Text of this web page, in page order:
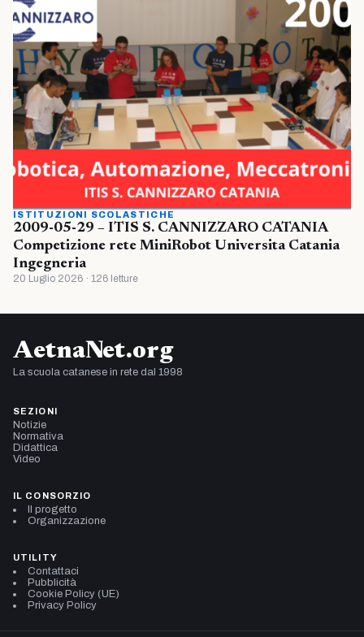
ISTITUZIONI SCOLASTICHE
2009-05-29 – ITIS S. CANNIZZARO CATANIA
Competizione rete MiniRobot Universita Catania
Ingegneria
20 Luglio 2026 · 126 letture
AetnaNet.org
La scuola catanese in rete dal 1998
SEZIONI
Notizie
Normativa
Didattica
Video
IL CONSORZIO
Il progetto
Organizzazione
UTILITY
Contattaci
Pubblicità
Cookie Policy (UE)
Privacy Policy